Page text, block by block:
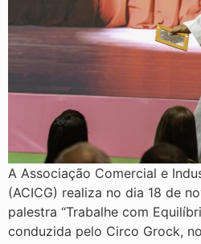
A Associação Comercial e
(ACICG) realiza no dia 18 de
palestra “Trabalhe com
conduzida pelo Circo Grock,